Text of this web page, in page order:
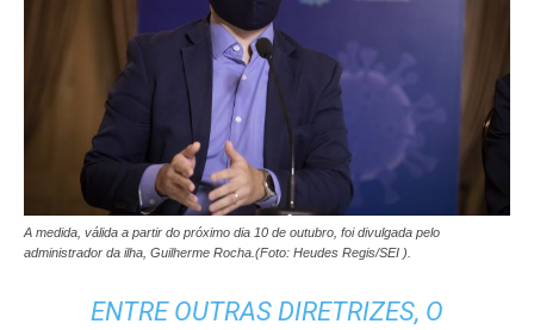
A medida, válida a partir do próximo dia 10 de outubro, foi divulgada pelo
administrador da ilha, Guilherme Rocha.(Foto: Heudes Regis/SEI ).
ENTRE OUTRAS DIRETRIZES, O